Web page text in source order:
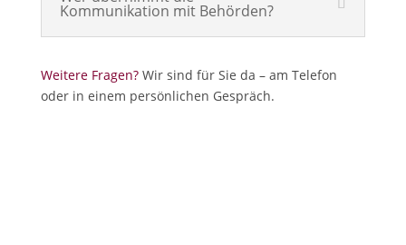
Kommunikation mit Behörden?
Weitere Fragen? Wir sind für Sie da – am Telefon
oder in einem persönlichen Gespräch.